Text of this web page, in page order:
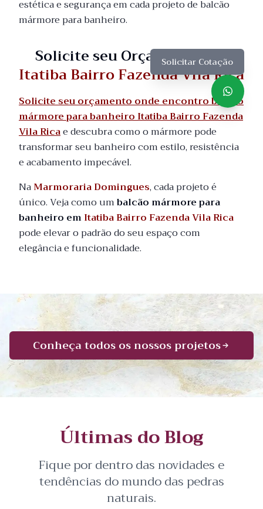
estética e segurança em cada projeto de balcão
mármore para banheiro.
Solicite seu Orçamento em
Itatiba Bairro Fazenda Vila Rica
Solicite seu orçamento onde encontro balcão
mármore para banheiro Itatiba Bairro Fazenda
Vila Ricae descubra como o mármore pode
transformar seu banheiro com estilo, resistência
e acabamento impecável.
NaMarmoraria Domingues, cada projeto é
único. Veja como umbalcão mármore para
banheiro emItatiba Bairro Fazenda Vila Rica
pode elevar o padrão do seu espaço com
elegância e funcionalidade.
Solicitar Cotação
Conheça todos os nossos projetos
Últimas do Blog
Fique por dentro das novidades e
tendências do mundo das pedras
naturais.